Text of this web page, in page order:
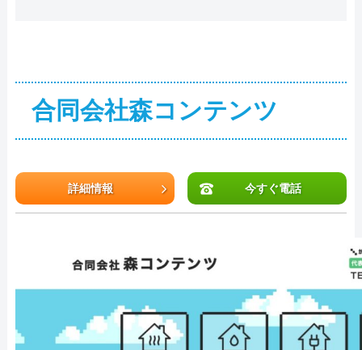
合同会社森コンテンツ
詳細情報 今すぐ電話